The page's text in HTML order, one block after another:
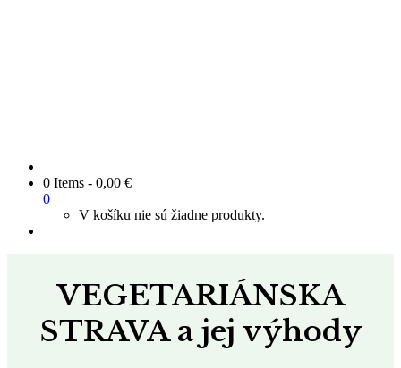
0 Items - 0,00 €
0
V košíku nie sú žiadne produkty.
VEGETARIÁNSKA
STRAVA a jej výhody